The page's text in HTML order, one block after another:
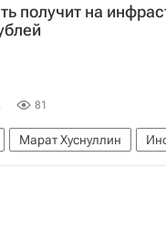
получит на
81
Марат Хуснуллин